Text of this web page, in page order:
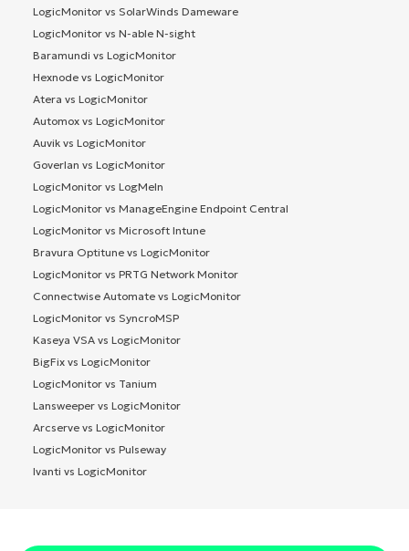
LogicMonitor vs SolarWinds Dameware
LogicMonitor vs N-able N-sight
Baramundi vs LogicMonitor
Hexnode vs LogicMonitor
Atera vs LogicMonitor
Automox vs LogicMonitor
Auvik vs LogicMonitor
Goverlan vs LogicMonitor
LogicMonitor vs LogMeIn
LogicMonitor vs ManageEngine Endpoint Central
LogicMonitor vs Microsoft Intune
Bravura Optitune vs LogicMonitor
LogicMonitor vs PRTG Network Monitor
Connectwise Automate vs LogicMonitor
LogicMonitor vs SyncroMSP
Kaseya VSA vs LogicMonitor
BigFix vs LogicMonitor
LogicMonitor vs Tanium
Lansweeper vs LogicMonitor
Arcserve vs LogicMonitor
LogicMonitor vs Pulseway
Ivanti vs LogicMonitor